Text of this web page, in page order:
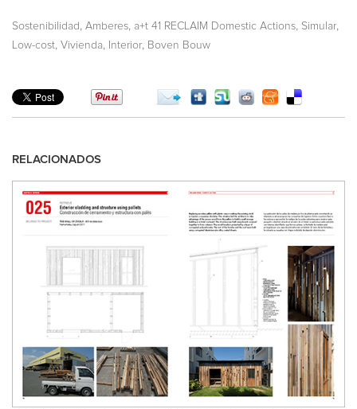
Sostenibilidad , Amberes, a+t 41 RECLAIM Domestic Actions, Simular,
Low-cost, Vivienda, Interior, Boven Bouw
RELACIONADOS